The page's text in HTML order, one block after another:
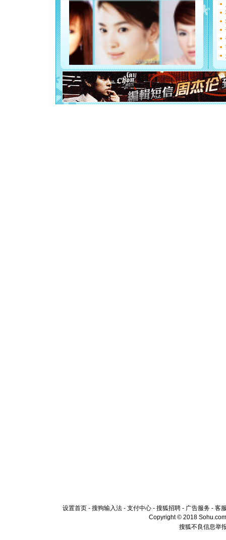
[圣诞节]
能正大
都要快乐
[圣诞节]
如意,快
[元旦]
看
断电。
你是我
[元旦]如
起；二是
离。水晶
[元旦]当
设置首页 - 搜狗输入法 - 支付中心 - 搜狐招聘 - 广告服务 - 客
Copyright © 2018
搜狐不良信息举